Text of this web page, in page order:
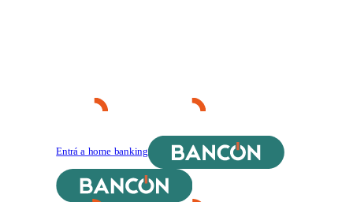
Entrá a home banking